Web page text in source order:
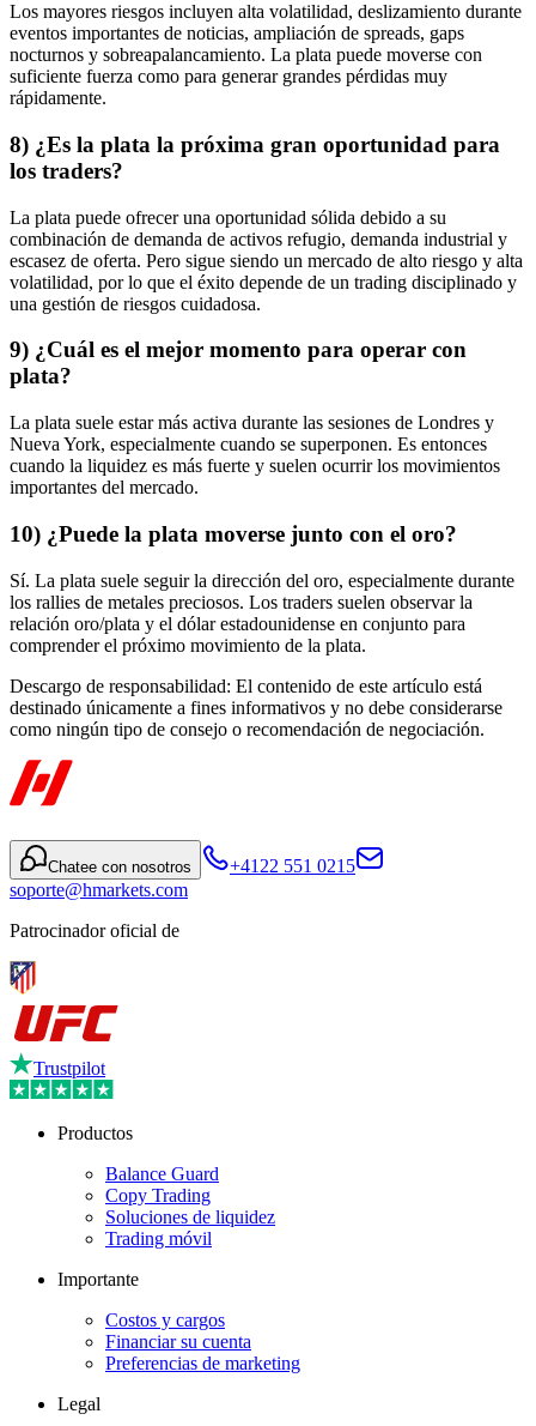
Los mayores riesgos incluyen alta volatilidad, deslizamiento durante
eventos importantes de noticias, ampliación de spreads, gaps
nocturnos y sobreapalancamiento. La plata puede moverse con
suficiente fuerza como para generar grandes pérdidas muy
rápidamente.
8) ¿Es la plata la próxima gran oportunidad para
los traders?
La plata puede ofrecer una oportunidad sólida debido a su
combinación de demanda de activos refugio, demanda industrial y
escasez de oferta. Pero sigue siendo un mercado de alto riesgo y alta
volatilidad, por lo que el éxito depende de un trading disciplinado y
una gestión de riesgos cuidadosa.
9) ¿Cuál es el mejor momento para operar con
plata?
La plata suele estar más activa durante las sesiones de Londres y
Nueva York, especialmente cuando se superponen. Es entonces
cuando la liquidez es más fuerte y suelen ocurrir los movimientos
importantes del mercado.
10) ¿Puede la plata moverse junto con el oro?
Sí. La plata suele seguir la dirección del oro, especialmente durante
los rallies de metales preciosos. Los traders suelen observar la
relación oro/plata y el dólar estadounidense en conjunto para
comprender el próximo movimiento de la plata.
Descargo de responsabilidad: El contenido de este artículo está
destinado únicamente a fines informativos y no debe considerarse
como ningún tipo de consejo o recomendación de negociación.
Chatee con nosotros
+4122 551 0215
soporte@hmarkets.com
Patrocinador oficial de
Trustpilot
Productos
Balance Guard
Copy Trading
Soluciones de liquidez
Trading móvil
Importante
Costos y cargos
Financiar su cuenta
Preferencias de marketing
Legal